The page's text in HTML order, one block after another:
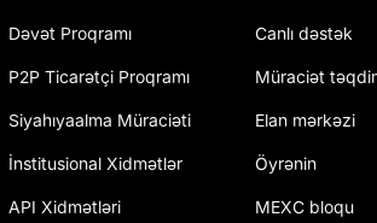
Dəvət Proqramı
P2P Ticarətçi Proqramı
Siyahıyaalma Müraciəti
İnstitusional Xidmətlər
API Xidmətləri
Canlı dəstək
Müraciət
Elan mərkəzi
Öyrənin
MEXC bloqu